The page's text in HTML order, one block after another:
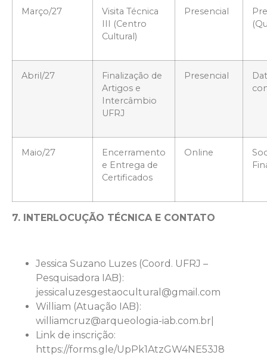
Março/27
Visita Técnica
III (Centro
Cultural)
Presencial
Abril/27
Finalização de
Artigos e
Intercâmbio
UFRJ
Presencial
Maio/27
Encerramento
e Entrega de
Certificados
Online
7. INTERLOCUÇÃO TÉCNICA E CONTATO
Jessica Suzano Luzes (Coord. UFRJ –
Pesquisadora IAB):
jessicaluzesgestaocultural@gmail.com
William (Atuação IAB):
williamcruz@arqueologia-iab.com.br|
Link de inscrição:
https://forms.gle/UpPk1AtzGW4NE53J8